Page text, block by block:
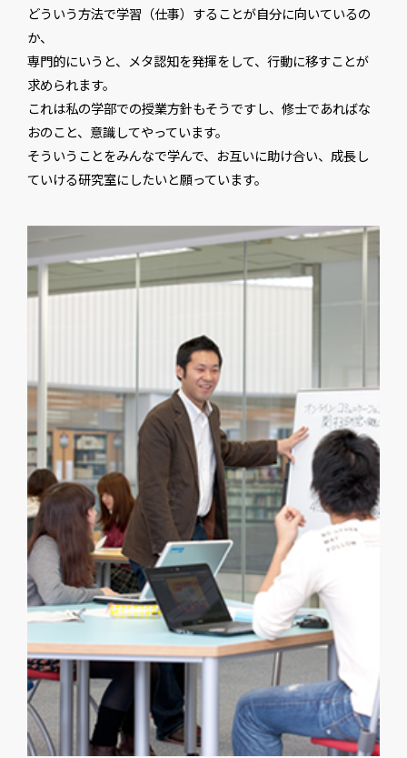
どういう方法で学習（仕事）することが自分に向いているの
か、
専門的にいうと、メタ認知を発揮をして、行動に移すことが
求められます。
これは私の学部での授業方針もそうですし、修士であればな
おのこと、意識してやっています。
そういうことをみんなで学んで、お互いに助け合い、成長し
ていける研究室にしたいと願っています。